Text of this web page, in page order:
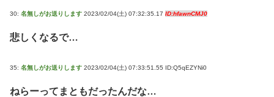
30: 名無しがお送りします 2023/02/04(土) 07:32:35.17 ID:hfawnCMJ0
悲しくなるで…
35: 名無しがお送りします 2023/02/04(土) 07:33:51.55 ID:Q5qEZYNi0
ねらーってまともだったんだな…